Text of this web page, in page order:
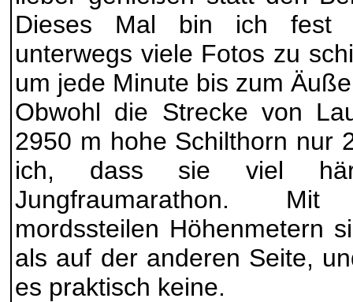
Dieses Mal bin ich fest
unterwegs viele Fotos zu
um jede Minute bis zum
Obwohl die Strecke von
2950 m hohe Schilthorn nur
ich, dass sie viel
Jungfraumarathon.
mordssteilen Höhenmetern
als auf der anderen Seite,
es praktisch keine.